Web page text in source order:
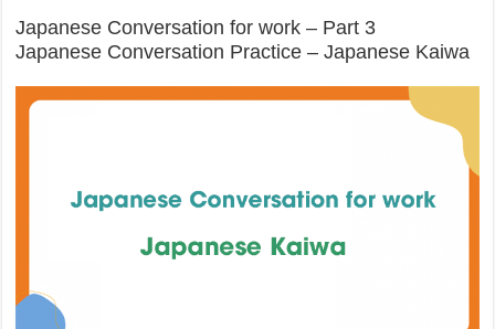
Japanese Conversation for work – Part 3
Japanese Conversation Practice – Japanese Kaiwa